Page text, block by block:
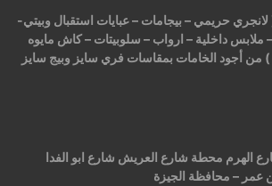
حريمي – بيجامات – عبايات استقبال وبيتي-
داخلية – ارواب – سلوبيتات – كاش مايوه
أجود الخامات بمقاسات فري سايز وبيج سايز
الهرم محطة شارع العريش شارع ابو الفدا
عمر – محافظة الجيزة